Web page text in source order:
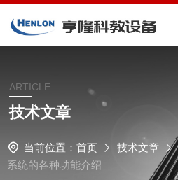
ARTICLE
技术文章
当前位置： 首页 技术文章
系统的各种功能介绍